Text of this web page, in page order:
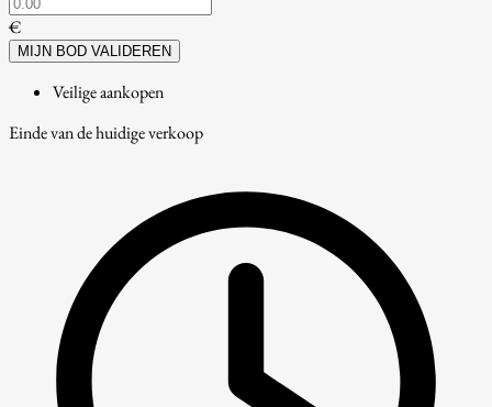
€
MIJN BOD VALIDEREN
Veilige aankopen
Einde van de huidige verkoop